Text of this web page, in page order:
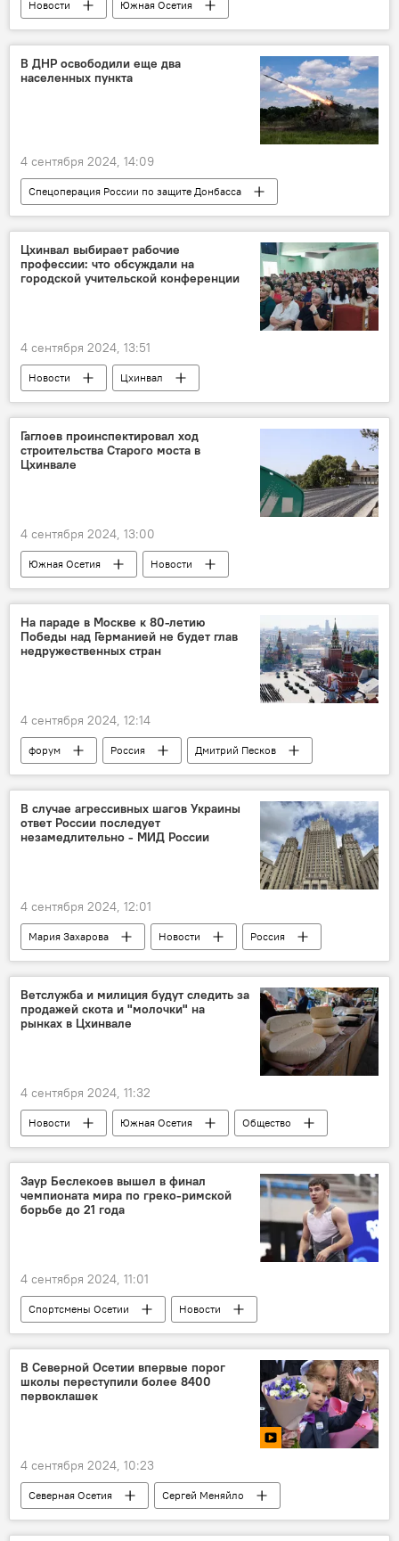
Новости
Южная Осетия
Образование
Минобразования Южной Осетии
Аслан Лолаев
В ДНР освободили еще два
населенных пункта
4 сентября 2024, 14:09
Спецоперация России по защите Донбасса
СВО
Минобороны России
Вооруженные силы РФ
Россия
Цхинвал выбирает рабочие
профессии: что обсуждали на
городской учительской конференции
4 сентября 2024, 13:51
Новости
Цхинвал
Администрация города Цхинвал
Образование
Минобразования Южной Осетии
Гаглоев проинспектировал ход
строительства Старого моста в
Цхинвале
4 сентября 2024, 13:00
Южная Осетия
Новости
Алан Гаглоев
Строительство
На параде в Москве к 80-летию
Победы над Германией не будет глав
недружественных стран
4 сентября 2024, 12:14
форум Россия
Дмитрий Песков
Новости
День Победы
В случае агрессивных шагов Украины
ответ России последует
незамедлительно - МИД России
4 сентября 2024, 12:01
Мария Захарова Новости
Россия
Украина
МИД России
Ветслужба и милиция будут следить за
продажей скота и "молочки" на
рынках в Цхинвале
4 сентября 2024, 11:32
Новости Южная Осетия
Общество
Сельское хозяйство
Минсельхоз Южной Осети
Заур Беслекоев вышел в финал
чемпионата мира по греко-римской
борьбе до 21 года
4 сентября 2024, 11:01
Спортсмены Осетии
Новости
Спорт
Северная Осетия В мире
В Северной Осетии впервые порог
школы переступили более 8400
первоклашек
4 сентября 2024, 10:23
Северная Осетия
Сергей Меняйло
Образование
школа
Россия